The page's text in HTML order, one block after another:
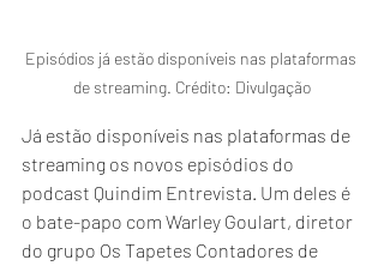
Episódios já estão disponíveis nas plataformas
de streaming. Crédito: Divulgação
Já estão disponíveis nas plataformas de
streaming os novos episódios do
podcast Quindim Entrevista. Um deles é
o bate-papo com Warley Goulart, diretor
do grupo Os Tapetes Contadores de